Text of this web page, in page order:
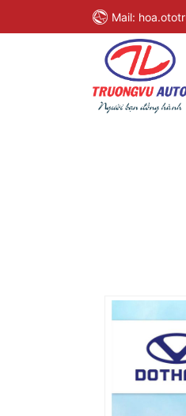
Mail: